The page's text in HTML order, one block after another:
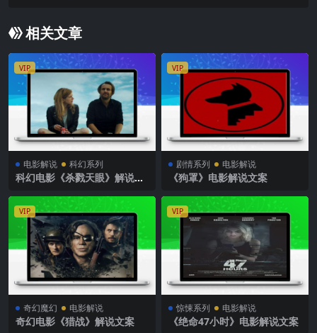
相关文章
VIP
电影解说 科幻系列
科幻电影《杀戮天眼》解说文
VIP
剧情系列 电影解说
《狗罩》电影解说文案
VIP
奇幻魔幻 电影解说
奇幻电影《猎战》解说文案
VIP
惊悚系列 电影解说
《绝命47小时》电影解说文案